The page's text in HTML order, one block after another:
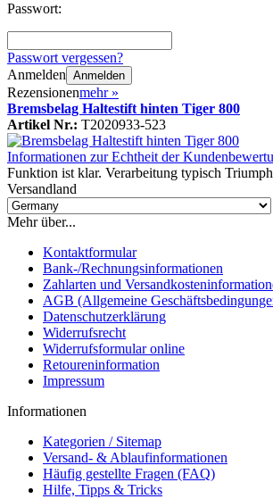
Passwort:
Passwort vergessen?
Anmelden Anmelden
Rezensionenmehr »
Bremsbelag Haltestift hinten Tiger 800
Artikel Nr.: T2020933-523
Informationen zur Echtheit der
Funktion ist klar. Verarbeitung typisch
Versandland
Mehr über...
Kontaktformular
Bank-/Rechnungsinformationen
Zahlarten und
AGB (Allgemeine
Datenschutzerklärung
Widerrufsrecht
Widerrufsformular online
Retoureninformation
Impressum
Informationen
Kategorien / Sitemap
Versand- & Ablaufinformationen
Häufig gestellte Fragen (FAQ)
Hilfe, Tipps & Tricks